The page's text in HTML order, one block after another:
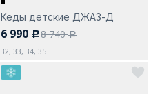
Кеды детские ДЖАЗ-Д
6 990 c8 740a
32, 33, 34, 35